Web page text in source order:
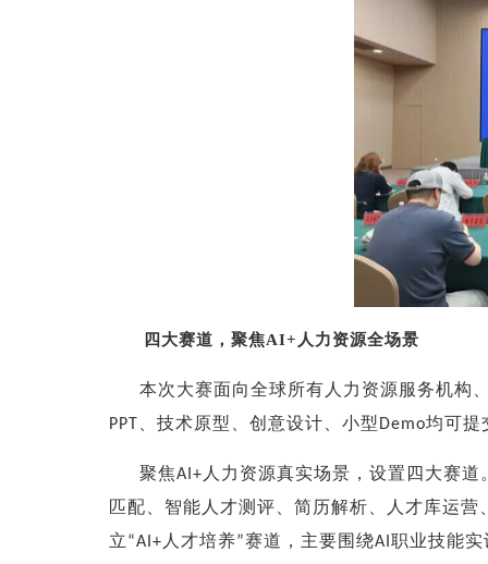
四大赛道，聚焦AI+ 人力资源全场景
本次大赛面向全球所有人力资源服务机构
PPT 、技术原型、创意设计、小型 Demo均可提
聚焦AI+ 人力资源真实场景，设置四大赛道
匹配、智能人才测评、简历解析、人才库运
立“AI+ 人才培养”赛道，主要围绕AI 职业技能